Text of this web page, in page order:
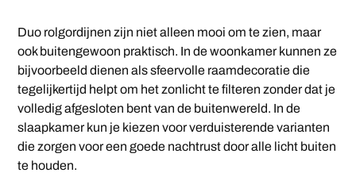
Duo rolgordijnen zijn niet alleen mooi om te zien, maar
ook buitengewoon praktisch. In de woonkamer kunnen ze
bijvoorbeeld dienen als sfeervolle raamdecoratie die
tegelijkertijd helpt om het zonlicht te filteren zonder dat je
volledig afgesloten bent van de buitenwereld. In de
slaapkamer kun je kiezen voor verduisterende varianten
die zorgen voor een goede nachtrust door alle licht buiten
te houden.